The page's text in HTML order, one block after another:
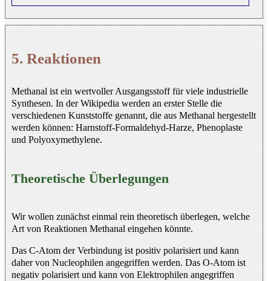
5. Reaktionen
Methanal ist ein wertvoller Ausgangsstoff für viele industrielle
Synthesen. In der Wikipedia werden an erster Stelle die
verschiedenen Kunststoffe genannt, die aus Methanal hergestellt
werden können: Harnstoff-Formaldehyd-Harze, Phenoplaste
und Polyoxymethylene.
Theoretische Überlegungen
Wir wollen zunächst einmal rein theoretisch überlegen, welche
Art von Reaktionen Methanal eingehen könnte.
Das C-Atom der Verbindung ist positiv polarisiert und kann
daher von Nucleophilen angegriffen werden. Das O-Atom ist
negativ polarisiert und kann von Elektrophilen angegriffen